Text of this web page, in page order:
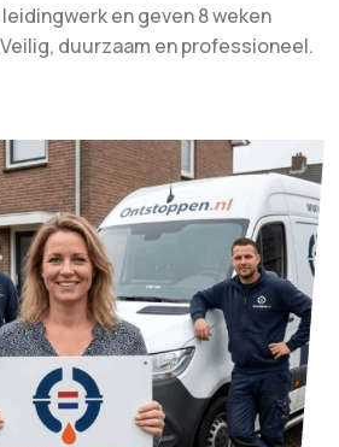
en geven 8 weken
duurzaam en professioneel.